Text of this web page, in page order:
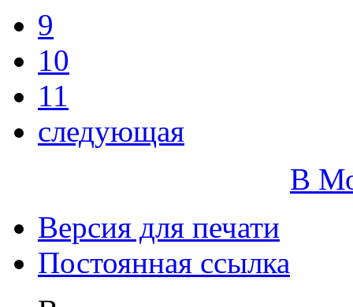
9
10
11
следующая
В
Версия для печати
Постоянная ссылка